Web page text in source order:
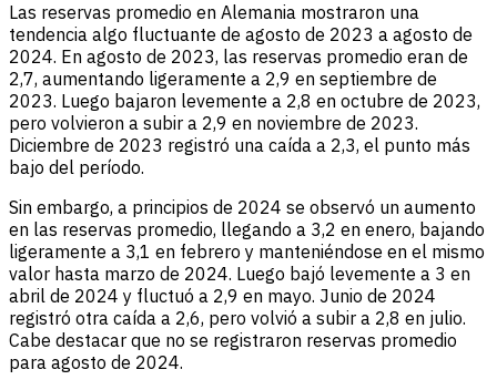
Las reservas promedio en Alemania mostraron una
tendencia algo fluctuante de agosto de 2023 a agosto de
2024. En agosto de 2023, las reservas promedio eran de
2,7, aumentando ligeramente a 2,9 en septiembre de
2023. Luego bajaron levemente a 2,8 en octubre de 2023,
pero volvieron a subir a 2,9 en noviembre de 2023.
Diciembre de 2023 registró una caída a 2,3, el punto más
bajo del período.
Sin embargo, a principios de 2024 se observó un aumento
en las reservas promedio, llegando a 3,2 en enero, bajando
ligeramente a 3,1 en febrero y manteniéndose en el mismo
valor hasta marzo de 2024. Luego bajó levemente a 3 en
abril de 2024 y fluctuó a 2,9 en mayo. Junio de 2024
registró otra caída a 2,6, pero volvió a subir a 2,8 en julio.
Cabe destacar que no se registraron reservas promedio
para agosto de 2024.